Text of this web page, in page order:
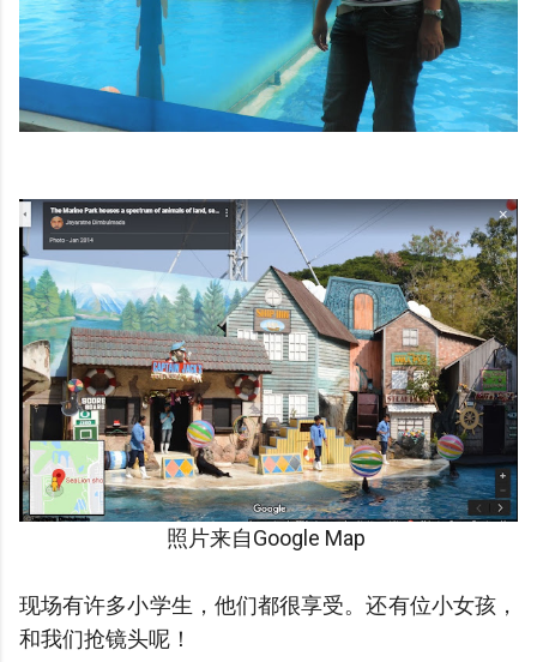
照片来自Google Map
现场有许多小学生，他们都很享受。还有位小女孩，
和我们抢镜头呢！